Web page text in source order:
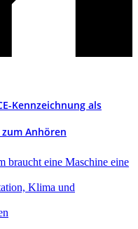
Kennzeichnung als
Anhören
braucht eine Maschine eine
Klima und